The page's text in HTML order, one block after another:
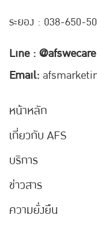
ระยอง : 038-650-
Line : @afswecare
Email:
หน้าหลัก
เกี่ยวกับ AFS
บริการ
ข่าวสาร
ความยั่งยืน